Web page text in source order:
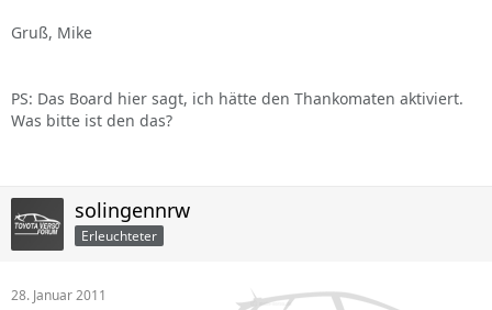
Gruß, Mike
PS: Das Board hier sagt, ich hätte den Thankomaten aktiviert.
Was bitte ist den das?
solingennrw
Erleuchteter
28. Januar 2011